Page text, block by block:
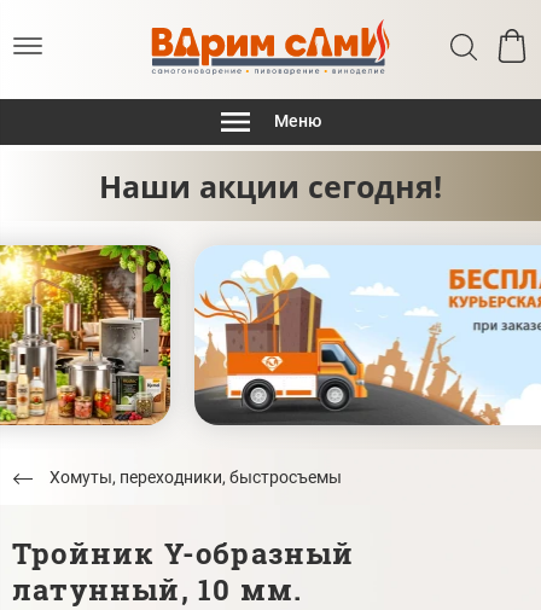
Меню
Наши акции сегодня!
Хомуты, переходники, быстросъемы
Тройник Y-образный
латунный, 10 мм.